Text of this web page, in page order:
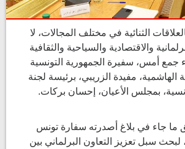
الثنائية في مختلف المجالات، لا
والاقتصادية والسياحية والثقافية
جمع أمس، سفيرة الجمهورية التونسية
الهاشمية، مفيدة الزريبي، برئيسة لجنة
بمجلس الأعيان، إحسان بركات.
ما جاء في بلاغ أصدرته سفارة تونس
لبحث سبل تعزيز التعاون البرلماني بين